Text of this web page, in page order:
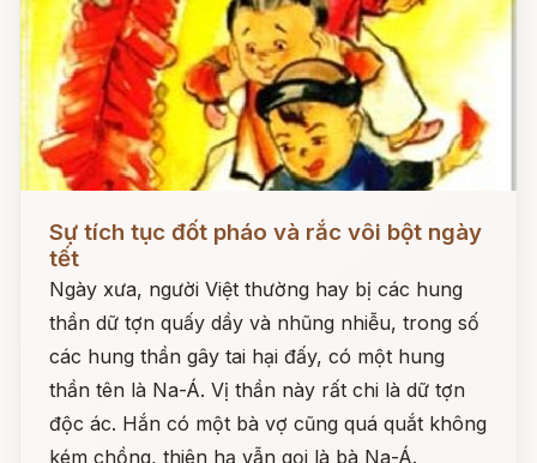
Sự tích tục đốt pháo và rắc vôi bột ngày
tết
Ngày xưa, người Việt thường hay bị các hung
thần dữ tợn quấy dầy và nhũng nhiễu, trong số
các hung thần gây tai hại đấy, có một hung
thần tên là Na-Á. Vị thần này rất chi là dữ tợn
độc ác. Hắn có một bà vợ cũng quá quắt không
kém chồng, thiên hạ vẫn gọi là bà Na-Á.